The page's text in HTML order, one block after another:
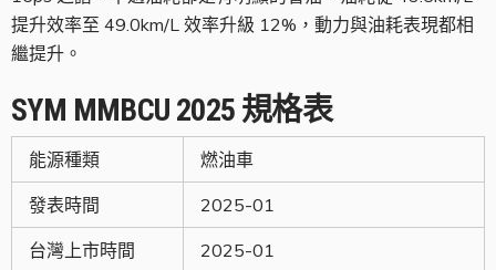
提升效率至 49.0km/L 效率升級 12%，動力與油耗表現都相
繼提升。
SYM MMBCU 2025 規格表
能源種類 燃油車
發表時間 2025-01
台灣上市時間 2025-01